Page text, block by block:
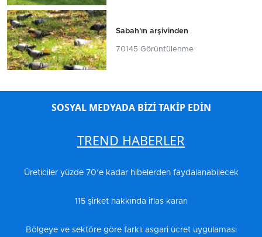
Sabah'ın arşivinden
70145 Görüntülenme
SOSYAL MEDYADA BİZİ TAKİP EDİN
TREND HABERLER
Üreticiler yüzde 70’e kadar hibelerden faydalanabilecek
115 şirket hakkında iflas kararı
Bölgeye ve sektöre göre farklı asgari ücret uygulaması